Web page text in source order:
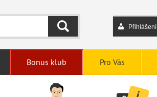
Přihlášení
HLEDAT
Bonus klub Pro Vás